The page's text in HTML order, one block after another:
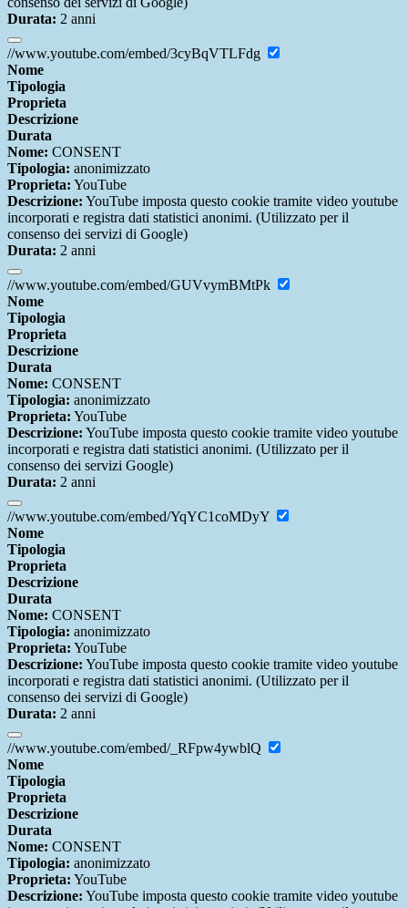
Durata: 2 anni
//www.youtube.com/embed/3cyBqVTLFdg
Nome
Tipologia
Proprieta
Descrizione
Durata
Nome: CONSENT
Tipologia: anonimizzato
Proprieta: YouTube
Descrizione: YouTube imposta questo cookie tramite video youtube
incorporati e registra dati statistici anonimi. (Utilizzato per il
consenso dei servizi di Google)
Durata: 2 anni
//www.youtube.com/embed/GUVvymBMtPk
Nome
Tipologia
Proprieta
Descrizione
Durata
Nome: CONSENT
Tipologia: anonimizzato
Proprieta: YouTube
Descrizione: YouTube imposta questo cookie tramite video youtube
incorporati e registra dati statistici anonimi. (Utilizzato per il
consenso dei servizi Google)
Durata: 2 anni
//www.youtube.com/embed/YqYC1coMDyY
Nome
Tipologia
Proprieta
Descrizione
Durata
Nome: CONSENT
Tipologia: anonimizzato
Proprieta: YouTube
Descrizione: YouTube imposta questo cookie tramite video youtube
incorporati e registra dati statistici anonimi. (Utilizzato per il
consenso dei servizi di Google)
Durata: 2 anni
//www.youtube.com/embed/_RFpw4ywblQ
Nome
Tipologia
Proprieta
Descrizione
Durata
Nome: CONSENT
Tipologia: anonimizzato
Proprieta: YouTube
Descrizione: YouTube imposta questo cookie tramite video youtube